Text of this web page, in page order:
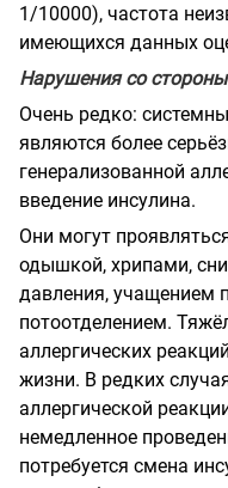
1/10000), частота
имеющихся данных
Нарушения со
Очень редко:
являются более
генерализованной
введение инсулина.
Они могут
одышкой, хрипами,
давления, учащением
потоотделением.
аллергических
жизни. В редких
аллергической
немедленное
потребуется смена